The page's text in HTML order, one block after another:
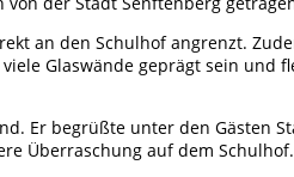
an den Schulhof angrenzt.
Glaswände geprägt sein
Er begrüßte unter den Gästen
Überraschung auf dem Schulhof.